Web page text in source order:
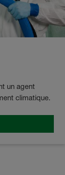
un agent
climatique.